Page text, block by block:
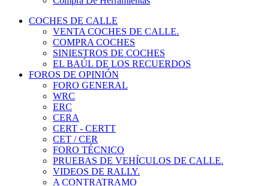
COCHES DE CALLE
VENTA COCHES DE CALLE.
COMPRA COCHES
SINIESTROS DE COCHES
EL BAÚL DE LOS RECUERDOS
FOROS DE OPINIÓN
FORO GENERAL
WRC
ERC
CERA
CERT - CERTT
CET / CER
FORO TÉCNICO
PRUEBAS DE VEHÍCULOS DE CALLE.
VIDEOS DE RALLY.
A CONTRATRAMO
TIENDA ONLINE